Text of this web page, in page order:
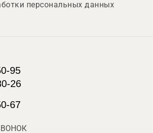
персональных данных
95
26
67